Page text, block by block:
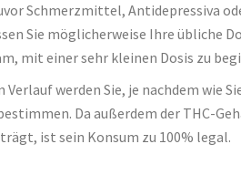
Schmerzmittel, Antidepressiva
Sie möglicherweise Ihre übliche
mit einer sehr kleinen Dosis zu
Verlauf werden Sie, je nachdem wie
Da außerdem der THC-
ist sein Konsum zu 100% legal.